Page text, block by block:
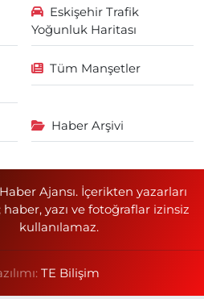
Eskişehir Trafik
Yoğunluk Haritası
Tüm Manşetler
Haber Arşivi
Ajansı. İçerikten yazarları
yazı ve fotoğraflar izinsiz
kullanılamaz.
TE Bilişim